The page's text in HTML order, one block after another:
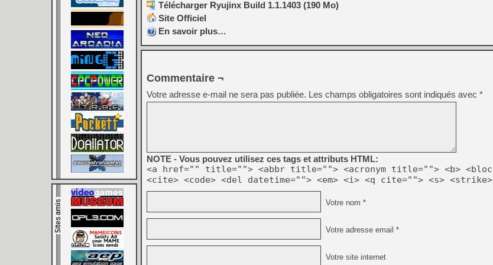
Télécharger Ryujinx Build 1.1.1403 (190 Mo)
Site Officiel
En savoir plus…
Commentaire ¬
Votre adresse e-mail ne sera pas publiée. Les champs obligatoires sont indiqués avec *
NOTE - Vous pouvez utilisez ces tags et attributs HTML:
<a href="" title=""> <abbr title=""> <acronym title=""> <b>
<cite> <code> <del datetime=""> <em> <i> <q cite=""> <s>
Votre nom *
Votre adresse email *
Votre site internet